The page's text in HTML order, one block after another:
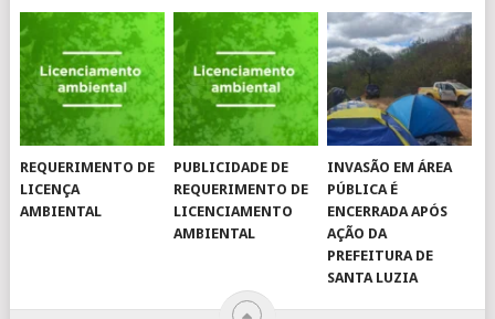
REQUERIMENTO DE
LICENÇA
AMBIENTAL
PUBLICIDADE DE
REQUERIMENTO DE
LICENCIAMENTO
AMBIENTAL
INVASÃO EM ÁREA
PÚBLICA É
ENCERRADA APÓS
AÇÃO DA
PREFEITURA DE
SANTA LUZIA